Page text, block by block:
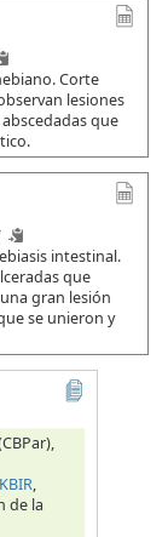
Corte
lesiones
que
intestinal.
que
gran lesión
se unieron y
,
de la